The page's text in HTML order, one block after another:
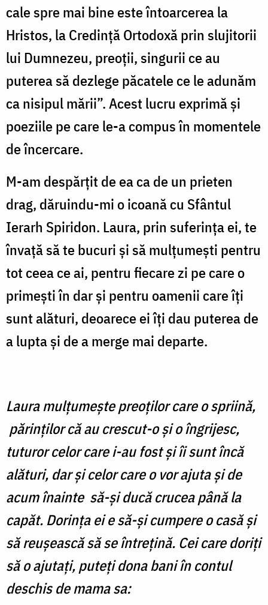
cale spre mai bine este întoarcerea la
Hristos, la Credință Ortodoxă prin slujitorii
lui Dumnezeu, preoții, singurii ce au
puterea să dezlege păcatele ce le adunăm
ca nisipul mării”. Acest lucru exprimă și
poeziile pe care le-a compus în momentele
de încercare.
M-am despărțit de ea ca de un prieten
drag, dăruindu-mi o icoană cu Sfântul
Ierarh Spiridon. Laura, prin suferința ei, te
învață să te bucuri și să mulțumești pentru
tot ceea ce ai, pentru fiecare zi pe care o
primești în dar și pentru oamenii care îți
sunt alături, deoarece ei îți dau puterea de
a lupta și de a merge mai departe.
Laura mulțumește preoților care o spriină,
părinților că au crescut-o și o îngrijesc,
tuturor celor care i-au fost și îi sunt încă
alături, dar și celor care o vor ajuta și de
acum înainte să-și ducă crucea până la
capăt. Dorința ei e să-și cumpere o casă și
să reușească să se întrețină. Cei care doriți
să o ajutați, puteți dona bani în contul
deschis de mama sa: